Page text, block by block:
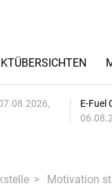
E-Fuel
Motivation